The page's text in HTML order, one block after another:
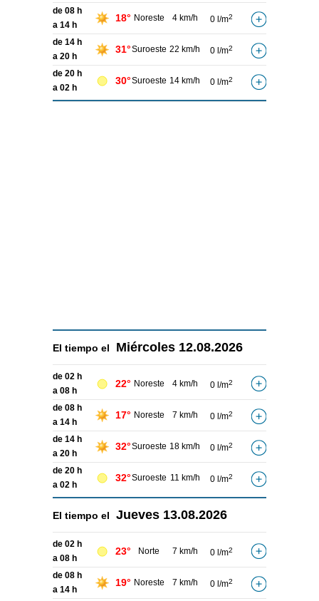
de 08 h
a 14 h
18° Noreste 4 km/h 0 l/m2
de 14 h
a 20 h
31°Suroeste 22 km/h 0 l/m2
de 20 h
a 02 h
30°Suroeste 14 km/h 0 l/m2
El tiempo el Miércoles 12.08.2026
de 02 h
a 08 h
22° Noreste 4 km/h 0 l/m2
de 08 h
a 14 h
17° Noreste 7 km/h 0 l/m2
de 14 h
a 20 h
32°Suroeste 18 km/h 0 l/m2
de 20 h
a 02 h
32°Suroeste 11 km/h 0 l/m2
El tiempo el Jueves 13.08.2026
de 02 h
a 08 h
23° Norte 7 km/h 0 l/m2
de 08 h
a 14 h
19° Noreste 7 km/h 0 l/m2